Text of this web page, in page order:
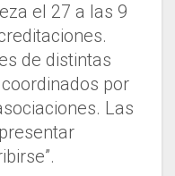
el 27 a las 9
de distintas
por
Las